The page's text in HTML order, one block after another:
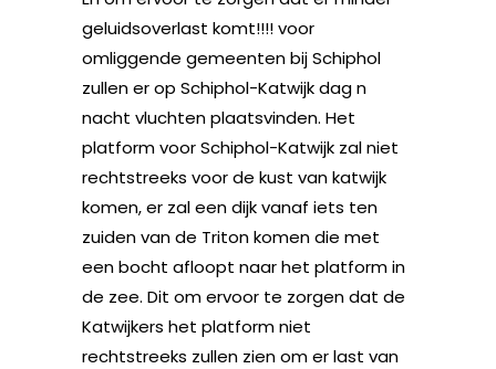
geluidsoverlast komt!!!! voor
omliggende gemeenten bij Schiphol
zullen er op Schiphol-Katwijk dag n
nacht vluchten plaatsvinden. Het
platform voor Schiphol-Katwijk zal niet
rechtstreeks voor de kust van katwijk
komen, er zal een dijk vanaf iets ten
zuiden van de Triton komen die met
een bocht afloopt naar het platform in
de zee. Dit om ervoor te zorgen dat de
Katwijkers het platform niet
rechtstreeks zullen zien om er last van